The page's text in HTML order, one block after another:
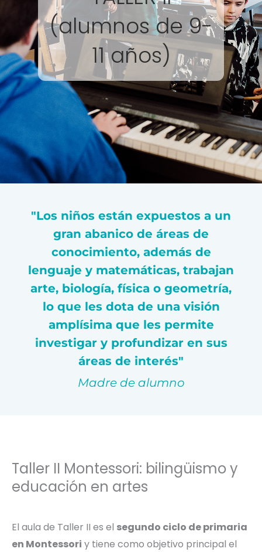
(alumnos de 9-
11 años)
"Los niños están expuestos a un
gran abanico de áreas de
conocimiento, además de
lenguaje y matemáticas, trabajan
arte, biología, física o geometría,
lo que les dota de una visión
amplísima que les permite
investigar y profundizar en sus
áreas de interés"
Madre de alumno
Taller II Montessori: bilingüismo y
educación en artes
El aula de Taller II es el segundo ciclo de primaria
en Montessori y tiene como objetivo principal el